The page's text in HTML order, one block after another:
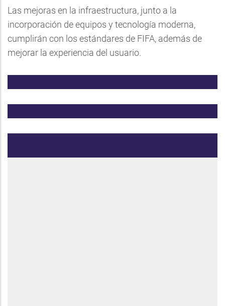
Las mejoras en la infraestructura, junto a la
incorporación de equipos y tecnología moderna,
cumplirán con los estándares de FIFA, además de
mejorar la experiencia del usuario.